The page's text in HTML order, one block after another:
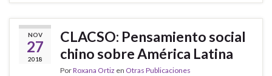
NOV
27
2018
CLACSO: Pensamiento social
chino sobre América Latina
PorRoxana Ortiz en Otras Publicaciones